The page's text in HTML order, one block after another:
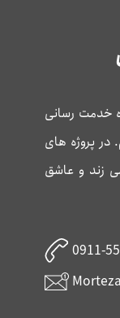
خدمت رسانی
پروژه های
زند و عاشق
0911-